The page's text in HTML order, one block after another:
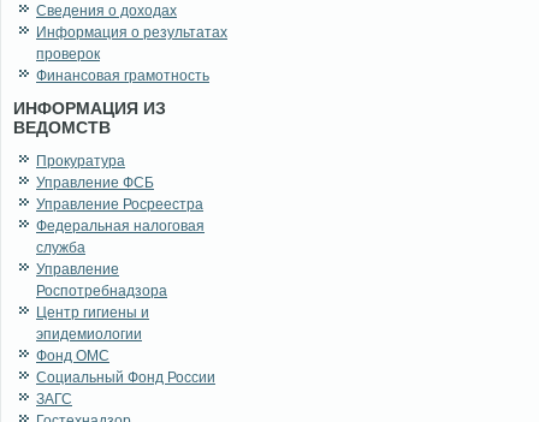
Сведения о доходах
Информация о результатах
проверок
Финансовая грамотность
ИНФОРМАЦИЯ ИЗ
ВЕДОМСТВ
Прокуратура
Управление ФСБ
Управление Росреестра
Федеральная налоговая
служба
Управление
Роспотребнадзора
Центр гигиены и
эпидемиологии
Фонд ОМС
Социальный Фонд России
ЗАГС